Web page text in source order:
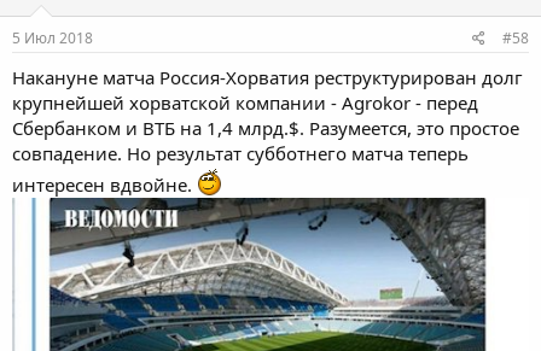
5 Июл 2018 #58
Накануне матча Россия-Хорватия реструктурирован долг
крупнейшей хорватской компании - Agrokor - перед
Сбербанком и ВТБ на 1,4 млрд.$. Разумеется, это простое
совпадение. Но результат субботнего матча теперь
интересен вдвойне.